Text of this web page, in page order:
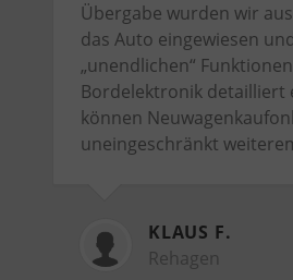
Übergabe wurden wir
das Auto eingewiesen
„unendlichen“
Bordelektronik detailliert
können
uneingeschränkt
KLAUS F.
Rehagen